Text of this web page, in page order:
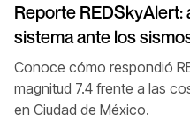
Reporte REDSkyAlert:
sistema ante los
Conoce cómo respondió
magnitud 7.4 frente a las
en Ciudad de México.